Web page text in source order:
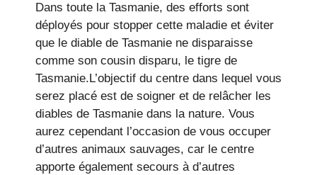
Dans toute la Tasmanie, des efforts sont
déployés pour stopper cette maladie et éviter
que le diable de Tasmanie ne disparaisse
comme son cousin disparu, le tigre de
Tasmanie.L’objectif du centre dans lequel vous
serez placé est de soigner et de relâcher les
diables de Tasmanie dans la nature. Vous
aurez cependant l’occasion de vous occuper
d’autres animaux sauvages, car le centre
apporte également secours à d’autres